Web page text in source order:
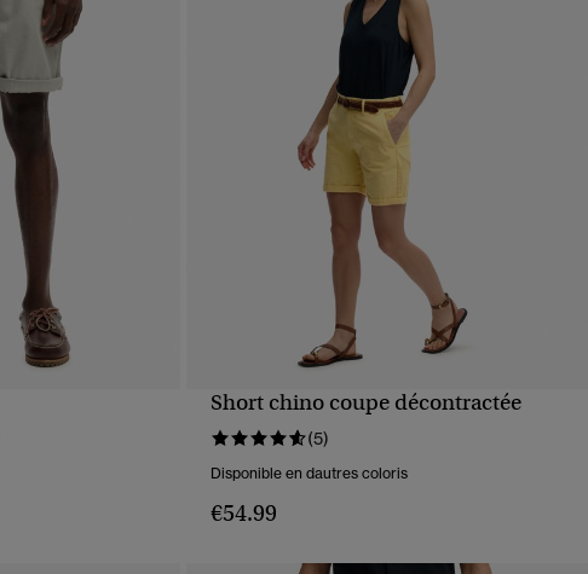
APERÇU RAPIDE
Short chino coupe décontractée
(5)
Disponible en dautres coloris
€54.99